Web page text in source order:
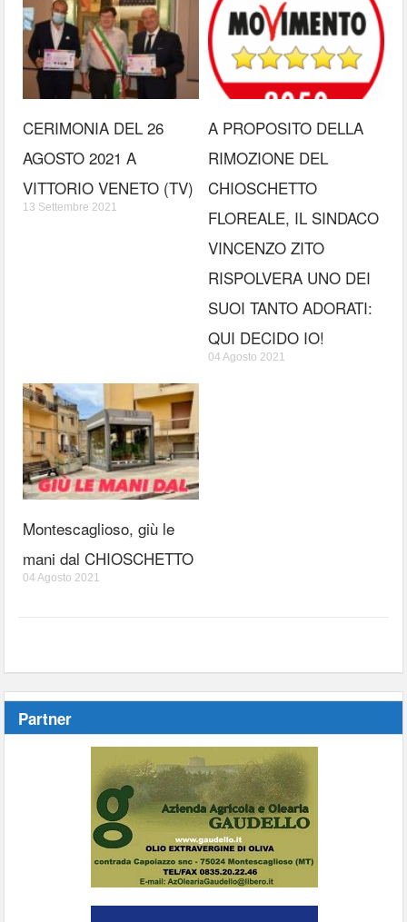
CERIMONIA DEL 26
AGOSTO 2021 A
VITTORIO VENETO (TV)
13 Settembre 2021
A PROPOSITO DELLA
RIMOZIONE DEL
CHIOSCHETTO
FLOREALE, IL SINDACO
VINCENZO ZITO
RISPOLVERA UNO DEI
SUOI TANTO ADORATI:
QUI DECIDO IO!
04 Agosto 2021
Montescaglioso, giù le
mani dal CHIOSCHETTO
04 Agosto 2021
Partner